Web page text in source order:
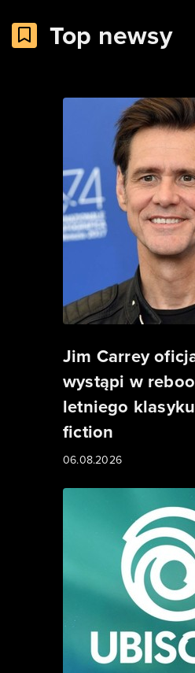
Top newsy
Jim Carrey
wystąpi w
letniego
fiction
06.08.2026